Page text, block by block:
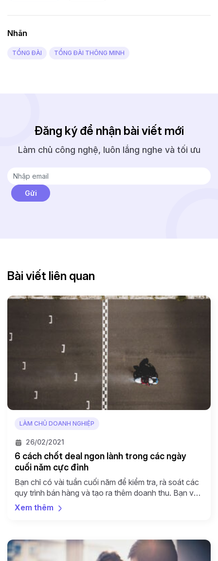
Nhãn
TỔNG ĐÀI TỔNG ĐÀI THÔNG MINH
Đăng ký để nhận bài viết mới
Làm chủ công nghệ, luôn lắng nghe và tối ưu
Bài viết liên quan
LÀM CHỦ DOANH NGHIỆP
26/02/2021
6 cách chốt deal ngon lành trong các ngày
cuối năm cực đỉnh
Bạn chỉ có vài tuần cuối năm để kiểm tra, rà soát các
quy trình bán hàng và tạo ra thêm doanh thu. Bạn vẫn
chưa đạt được các chỉ tiêu, chưa biết cách chốt deal
của mình. Trong khi đó, các khách hàng tiềm năng tại
Xem thêm